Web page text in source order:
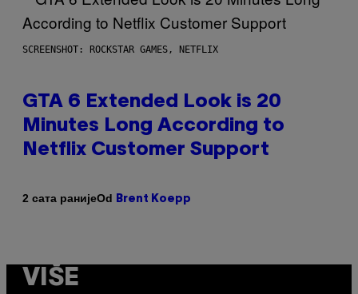
SCREENSHOT: ROCKSTAR GAMES, NETFLIX
GTA 6 Extended Look is 20
Minutes Long According to
Netflix Customer Support
2 сата ранијеOd Brent Koepp
VIŠE